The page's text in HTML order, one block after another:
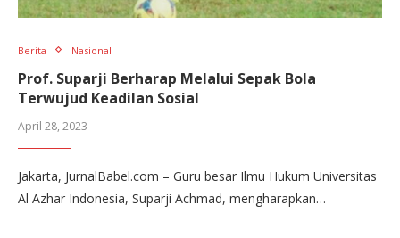
Berita Nasional
Prof. Suparji Berharap Melalui Sepak Bola
Terwujud Keadilan Sosial
April 28, 2023
Jakarta, JurnalBabel.com – Guru besar Ilmu Hukum Universitas
Al Azhar Indonesia, Suparji Achmad, mengharapkan…